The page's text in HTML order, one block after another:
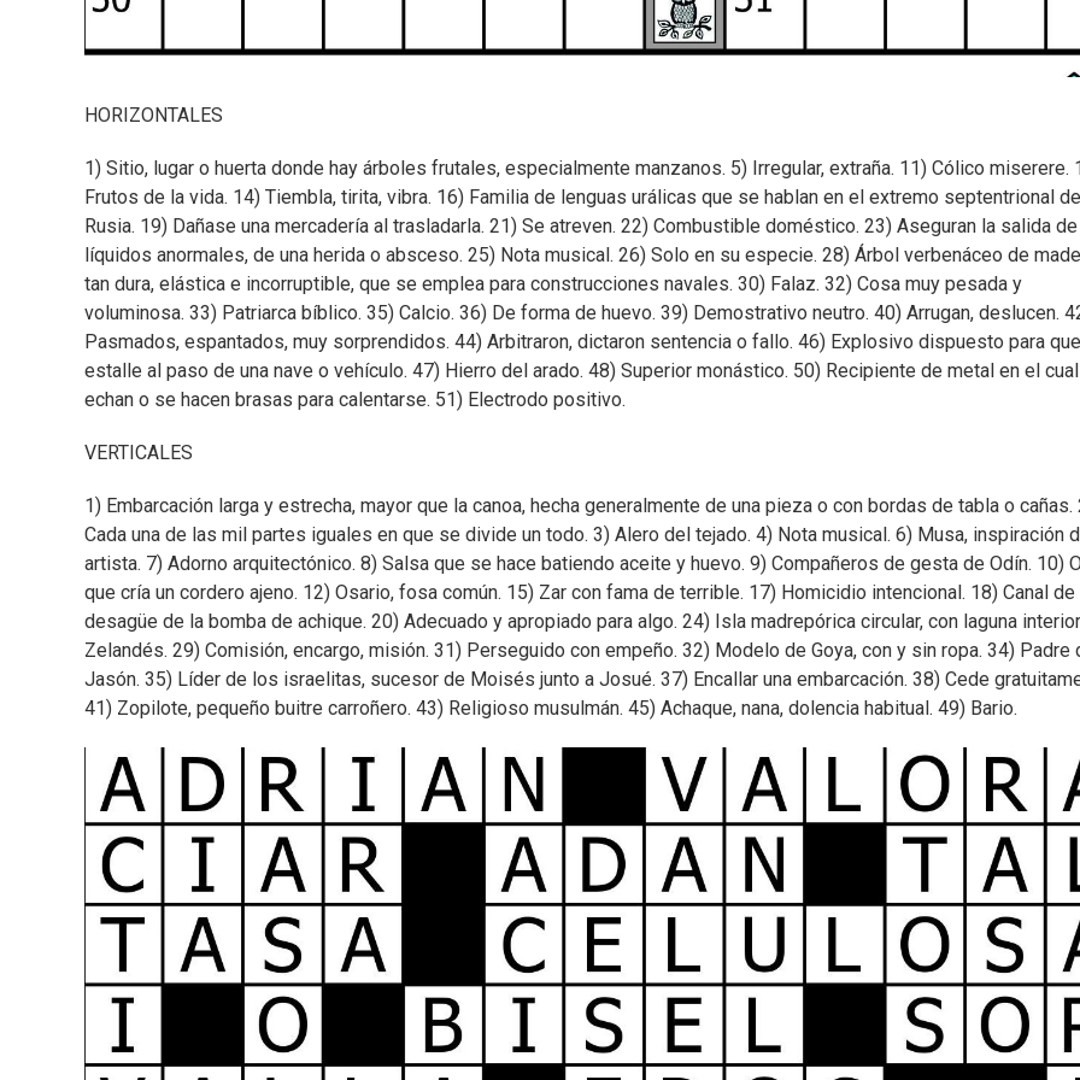
HORIZONTALES
1) Sitio, lugar o huerta donde hay árboles frutales, especialmente manzanos. 5) Irregular, extraña. 11) Cólico miserere.
Frutos de la vida. 14) Tiembla, tirita, vibra. 16) Familia de lenguas urálicas que se hablan en el extremo septentrional de
Rusia. 19) Dañase una mercadería al trasladarla. 21) Se atreven. 22) Combustible doméstico. 23) Aseguran la salida de
líquidos anormales, de una herida o absceso. 25) Nota musical. 26) Solo en su especie. 28) Árbol verbenáceo de
tan dura, elástica e incorruptible, que se emplea para construcciones navales. 30) Falaz. 32) Cosa muy pesada y
voluminosa. 33) Patriarca bíblico. 35) Calcio. 36) De forma de huevo. 39) Demostrativo neutro. 40) Arrugan, deslucen.
Pasmados, espantados, muy sorprendidos. 44) Arbitraron, dictaron sentencia o fallo. 46) Explosivo dispuesto para que
estalle al paso de una nave o vehículo. 47) Hierro del arado. 48) Superior monástico. 50) Recipiente de metal en el
echan o se hacen brasas para calentarse. 51) Electrodo positivo.
VERTICALES
1) Embarcación larga y estrecha, mayor que la canoa, hecha generalmente de una pieza o con bordas de tabla o cañas.
Cada una de las mil partes iguales en que se divide un todo. 3) Alero del tejado. 4) Nota musical. 6) Musa, inspiración
artista. 7) Adorno arquitectónico. 8) Salsa que se hace batiendo aceite y huevo. 9) Compañeros de gesta de Odín. 10)
que cría un cordero ajeno. 12) Osario, fosa común. 15) Zar con fama de terrible. 17) Homicidio intencional. 18) Canal de
desagüe de la bomba de achique. 20) Adecuado y apropiado para algo. 24) Isla madrepórica circular, con laguna
Zelandés. 29) Comisión, encargo, misión. 31) Perseguido con empeño. 32) Modelo de Goya, con y sin ropa. 34) Padre
Jasón. 35) Líder de los israelitas, sucesor de Moisés junto a Josué. 37) Encallar una embarcación. 38) Cede
41) Zopilote, pequeño buitre carroñero. 43) Religioso musulmán. 45) Achaque, nana, dolencia habitual. 49) Bario.